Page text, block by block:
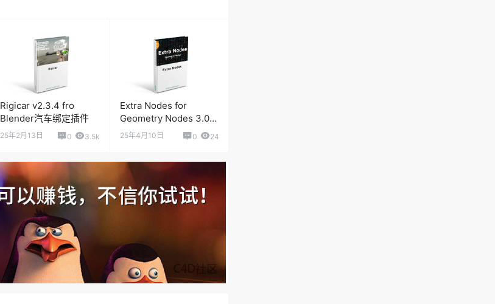
Rigicar v2.3.4 fro
Blender汽车绑定插件
25年2月13日 0 3.5k
Extra Nodes for
Geometry Nodes 3.0
for blender 程序化动态
25年4月10日 0 24